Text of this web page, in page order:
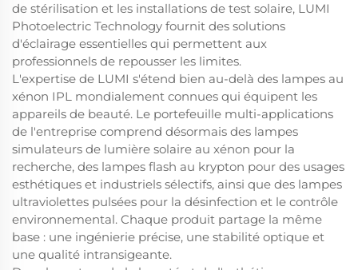
de stérilisation et les installations de test solaire, LUMI
Photoelectric Technology fournit des solutions
d'éclairage essentielles qui permettent aux
professionnels de repousser les limites.
L'expertise de LUMI s'étend bien au-delà des lampes au
xénon IPL mondialement connues qui équipent les
appareils de beauté. Le portefeuille multi-applications
de l'entreprise comprend désormais des lampes
simulateurs de lumière solaire au xénon pour la
recherche, des lampes flash au krypton pour des usages
esthétiques et industriels sélectifs, ainsi que des lampes
ultraviolettes pulsées pour la désinfection et le contrôle
environnemental. Chaque produit partage la même
base : une ingénierie précise, une stabilité optique et
une qualité intransigeante.